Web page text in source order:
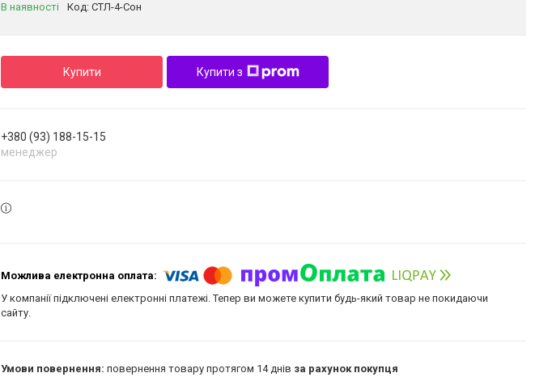
В наявності Код: СТЛ-4-Сон
Купити Купити з
+380 (93) 188-15-15
менеджер
У компанії підключені електронні платежі. Тепер ви можете купити будь-який товар не покидаючи
сайту.
повернення товару протягом 14 днів за рахунок покупця